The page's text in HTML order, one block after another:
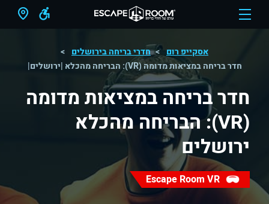
אסקייפ רום
חדרי בריחה בירושלים
חדר בריחה במציאות מדומה (VR): הבריחה מהכלא |ירושלים|
חדר בריחה במציאות מדומה
(VR): הבריחה מהכלא
ירושלים
Escape Room VR